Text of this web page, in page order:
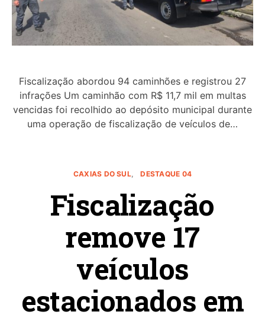
Fiscalização abordou 94 caminhões e registrou 27
infrações Um caminhão com R$ 11,7 mil em multas
vencidas foi recolhido ao depósito municipal durante
uma operação de fiscalização de veículos de…
CAXIAS DO SUL DESTAQUE 04
Fiscalização
remove 17
veículos
estacionados em